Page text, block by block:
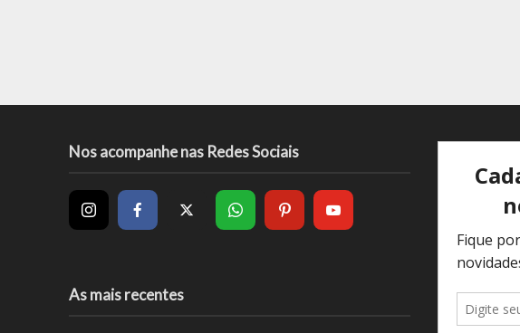
Nos acompanhe nas Redes Sociais
As mais recentes